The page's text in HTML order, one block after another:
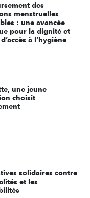
des
menstruelles
: une avancée
pour la dignité et
d’accès à l’hygiène
une jeune
choisit
solidaires contre
et les